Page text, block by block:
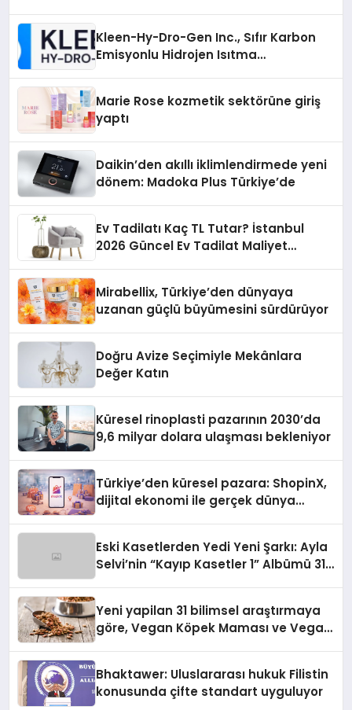
Kleen-Hy-Dro-Gen Inc., Sıfır Karbon
Emisyonlu Hidrojen Isıtma
Marie Rose kozmetik sektörüne giriş
yaptı
Daikin’den akıllı iklimlendirmede yeni
dönem: Madoka Plus Türkiye’de
Ev Tadilatı Kaç TL Tutar? İstanbul
2026 Güncel Ev Tadilat Maliyet
Mirabellix, Türkiye’den dünyaya
uzanan güçlü büyümesini sürdürüyor
Doğru Avize Seçimiyle Mekânlara
Değer Katın
Küresel rinoplasti pazarının 2030’da
9,6 milyar dolara ulaşması bekleniyor
Türkiye’den küresel pazara: ShopinX,
dijital ekonomi ile gerçek dünya
Eski Kasetlerden Yedi Yeni Şarkı: Ayla
Selvi’nin “Kayıp Kasetler 1” Albümü 31
Yeni yapilan 31 bilimsel araştırmaya
göre, Vegan Köpek Maması ve Vegan
Bhaktawer: Uluslararası hukuk Filistin
konusunda çifte standart uyguluyor